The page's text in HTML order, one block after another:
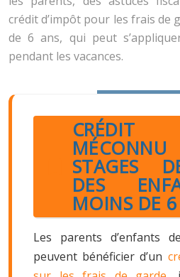
crédit d’impôt pour les frais de
de 6 ans, qui peut
pendant les vacances.
CRÉDIT
MÉCONNU
STAGES
DES
MOINS DE
Les parents d’enfants
peuvent bénéficier d’un